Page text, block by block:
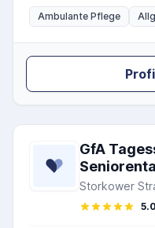
Ambulante Pflege
GfA
Storkower
5.0